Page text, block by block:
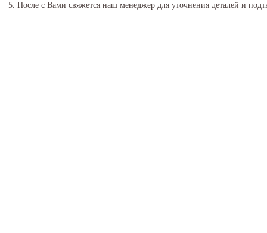
5. После с Вами свяжется наш менеджер для уточнения деталей и